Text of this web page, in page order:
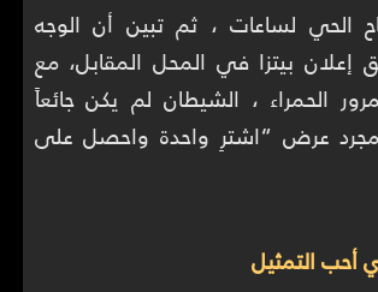
الحي لساعات ، ثم تبين أن الوجه
بيتزا في المحل المقابل، مع
الحمراء ، الشيطان لم يكن جائعاً
مجرد عرض “اشترِ واحدة واحصل على